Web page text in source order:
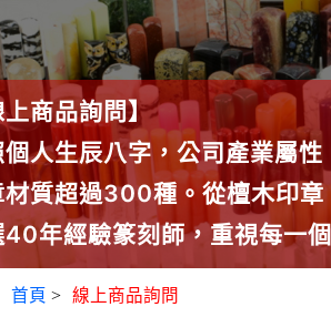
商品詢問】
人生辰八字，公司產業屬
材質超過300種。從檀木印
年經驗篆刻師，重視每一
首頁 > 線上商品詢問